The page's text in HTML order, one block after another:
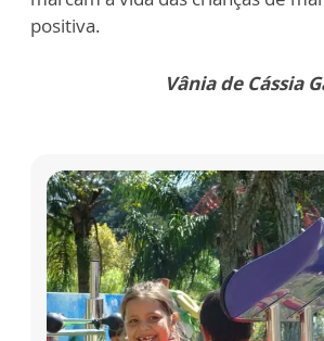
positiva.
Vânia de Cássia